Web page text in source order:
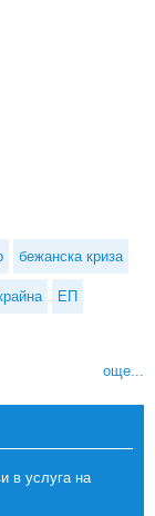
бежанска криза
ЕП
още...
в услуга на